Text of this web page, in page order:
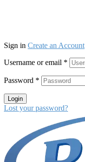
Sign in Create an Account
Username or email *
Password *
Login
Lost your password?